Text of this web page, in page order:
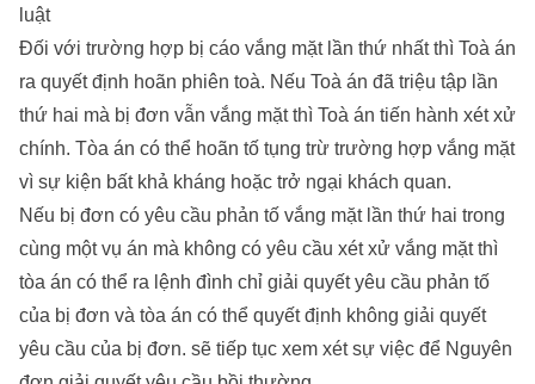
luật
Đối với trường hợp bị cáo vắng mặt lần thứ nhất thì Toà án
ra quyết định hoãn phiên toà. Nếu Toà án đã triệu tập lần
thứ hai mà bị đơn vẫn vắng mặt thì Toà án tiến hành xét xử
chính. Tòa án có thể hoãn tố tụng trừ trường hợp vắng mặt
vì sự kiện bất khả kháng hoặc trở ngại khách quan.
Nếu bị đơn có yêu cầu phản tố vắng mặt lần thứ hai trong
cùng một vụ án mà không có yêu cầu xét xử vắng mặt thì
tòa án có thể ra lệnh đình chỉ giải quyết yêu cầu phản tố
của bị đơn và tòa án có thể quyết định không giải quyết
yêu cầu của bị đơn. sẽ tiếp tục xem xét sự việc để Nguyên